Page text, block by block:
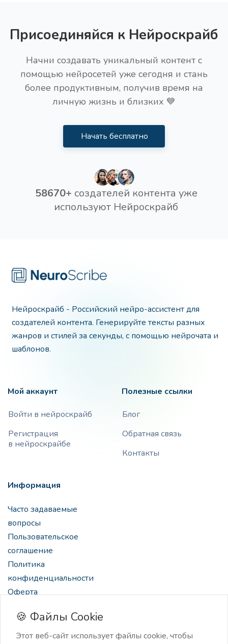
Присоединяйся к Нейроскрайб
Начни создавать уникальный контент с
помощью нейросетей уже сегодня и стань
более продуктивным, получив время на
личную жизнь и близких 💙
Начать бесплатно
58670+ создателей контента уже
используют Нейроскрайб
Нейроскрайб - Российский нейро-ассистент для
создателей контента. Генерируйте тексты разных
жанров и стилей за секунды, с помощью нейрочата и
шаблонов.
Мой аккаунт
Войти в нейроскрайб
Регистрация
в нейроскрайбе
Полезные ссылки
Блог
Обратная связь
Контакты
Информация
Часто задаваемые
вопросы
Пользовательское
соглашение
Политика
конфиденциальности
Оферта
🍪 Файлы Cookie
Этот веб-сайт использует файлы cookie, чтобы